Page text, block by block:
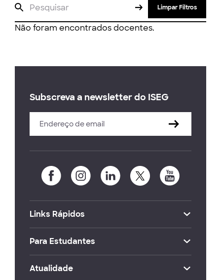
Limpar Filtros
Não foram encontrados docentes.
Subscreva a newsletter do ISEG
Links Rápidos
Para Estudantes
Atualidade